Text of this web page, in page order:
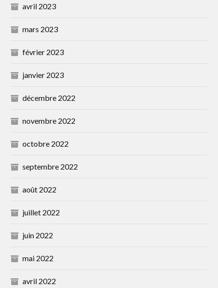
avril 2023
mars 2023
février 2023
janvier 2023
décembre 2022
novembre 2022
octobre 2022
septembre 2022
août 2022
juillet 2022
juin 2022
mai 2022
avril 2022